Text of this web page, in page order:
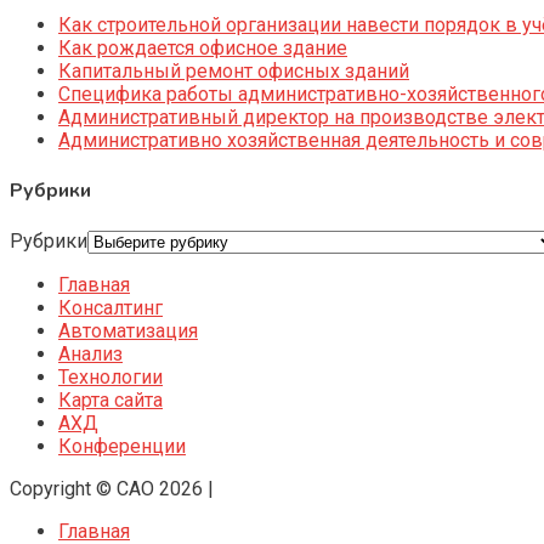
Как строительной организации навести порядок в
Как рождается офисное здание
Капитальный ремонт офисных зданий
Специфика работы административно-
Административный директор на производстве
Административно хозяйственная деятельность и
Рубрики
Рубрики
Главная
Консалтинг
Автоматизация
Анализ
Технологии
Карта сайта
АХД
Конференции
Copyright © CAO 2026 |
Главная